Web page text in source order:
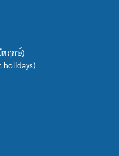
ตฤกษ์)
holidays)